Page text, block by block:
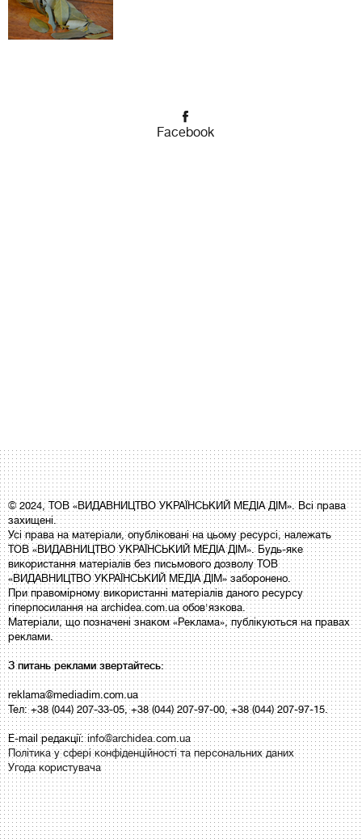
Facebook
© 2024, ТОВ «ВИДАВНИЦТВО УКРАЇНСЬКИЙ МЕДІА ДІМ». Всі права
захищені.
Усі права на матеріали, опубліковані на цьому ресурсі, належать
ТОВ «ВИДАВНИЦТВО УКРАЇНСЬКИЙ МЕДІА ДІМ». Будь-яке
використання матеріалів без письмового дозволу ТОВ
«ВИДАВНИЦТВО УКРАЇНСЬКИЙ МЕДІА ДІМ» заборонено.
При правомірному використанні матеріалів даного ресурсу
гіперпосилання на archidea.com.ua обов'язкова.
Матеріали, що позначені знаком «Реклама», публікуються на правах
реклами.
З питань реклами звертайтесь:
reklama@mediadim.com.ua
Тел: +38 (044) 207-33-05, +38 (044) 207-97-00, +38 (044) 207-97-15.
E-mail редакції:info@archidea.com.ua
Політика у сфері конфіденційності та персональних даних
Угода користувача